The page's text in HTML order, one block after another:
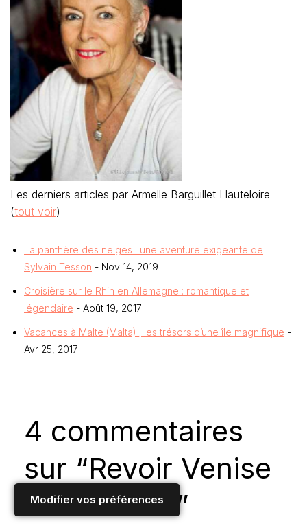
Modifier vos préférences
Les derniers articles par Armelle Barguillet Hauteloire
(tout voir)
La panthère des neiges : une aventure exigeante de
Sylvain Tesson - Nov 14, 2019
Croisière sur le Rhin en Allemagne : romantique et
légendaire - Août 19, 2017
Vacances à Malte (Malta) ; les trésors d’une île magnifique -
Avr 25, 2017
4 commentaires
sur “Revoir Venise
ou mourir…”